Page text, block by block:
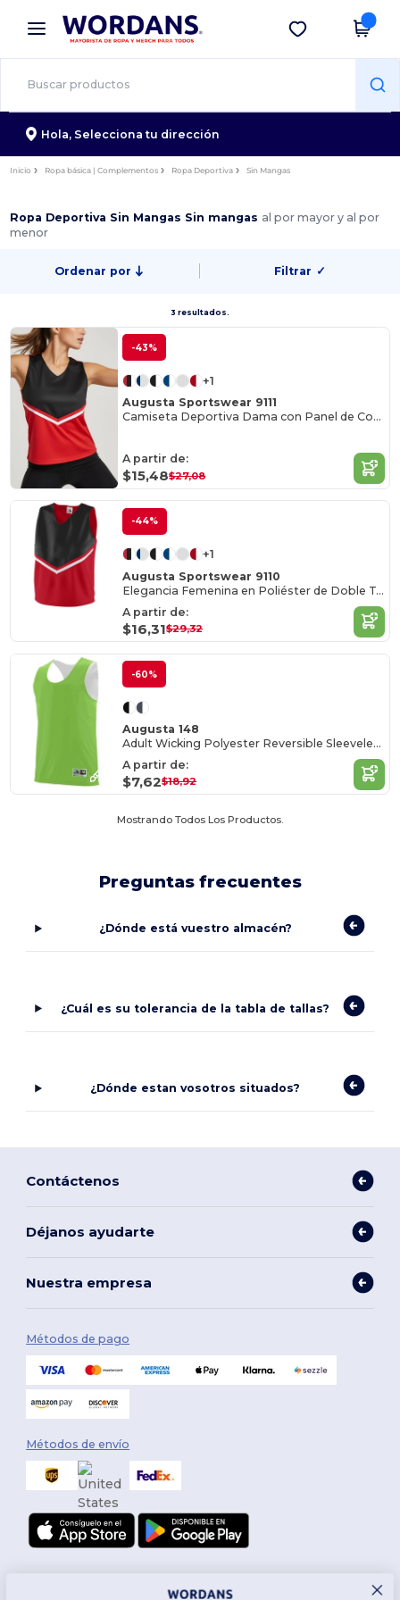
× App de Wordans
¡Mejores precios en app!
Descargar app
Hola, Selecciona tu dirección
Inicio Ropa básica | Complementos Ropa Deportiva Sin Mangas
Ropa Deportiva Sin Mangas Sin mangas al por mayor y al por
menor
Ordenar por Filtrar ✓
3 resultados.
-43%
+1
Augusta Sportswear 9111
Camiseta Deportiva Dama con Panel de Contraste
A partir de:
$15,48$27,08
-44%
+1
Augusta Sportswear 9110
Elegancia Femenina en Poliéster de Doble Tejido
A partir de:
$16,31$29,32
-60%
Augusta 148
Adult Wicking Polyester Reversible Sleeveless Jersey
A partir de:
$7,62$18,92
Mostrando Todos Los Productos.
Preguntas frecuentes
¿Dónde está vuestro almacén?
¿Cuál es su tolerancia de la tabla de tallas?
¿Dónde estan vosotros situados?
Contáctenos
Déjanos ayudarte
Nuestra empresa
Métodos de pago
Métodos de envío